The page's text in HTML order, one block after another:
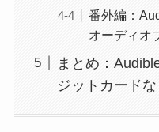
番外編：
オーディオ
まとめ：
ジットカード